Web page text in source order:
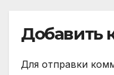
Добавить
Для отправки